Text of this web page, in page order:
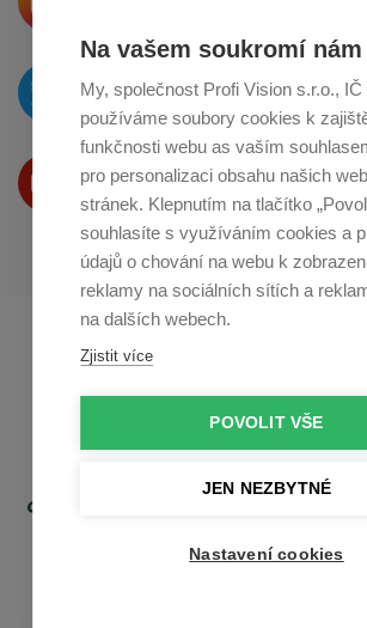
Na vašem soukromí
My, společnost Profi Vision s.r.o., IČ
používáme soubory cookies k
funkčnosti webu as vaším
pro personalizaci obsahu našich
stránek. Klepnutím na tlačítko
souhlasíte s využíváním cookies a
údajů o chování na webu k
reklamy na sociálních sítích a
na dalších webech.
Zjistit více
POVOLIT VŠE
JEN NEZBYTNÉ
Nastavení cookies
O novinkách píšeme
naTwitteru
Produkty Vám představujeme
na Youtube
Profikuchar.sk